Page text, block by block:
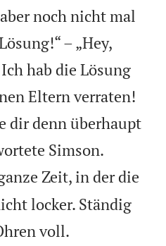
noch nicht mal
– „Hey,
hab die Lösung
Eltern verraten!
dir denn überhaupt
Simson.
Zeit, in der die
locker. Ständig
voll.